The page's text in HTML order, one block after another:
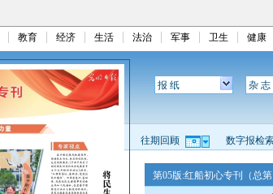
教育 经济 生活 法治 军事 卫生 健康
报 纸 杂 志
往期回顾 数字报检
第05版:红船初心专刊（总第